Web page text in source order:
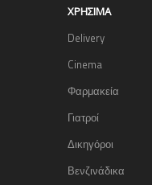
ΧΡΉΣΙΜΑ
Delivery
Cinema
Φαρμακεία
Γιατροί
Δικηγόροι
Βενζινάδικα